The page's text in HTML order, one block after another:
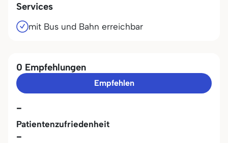
Services
mit Bus und Bahn erreichbar
0 Empfehlungen
Empfehlen
-
Patientenzufriedenheit
-